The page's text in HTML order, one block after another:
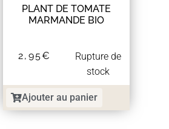
PLANT DE TOMATE
MARMANDE BIO
2,95€
Rupture de
stock
Ajouter au panier